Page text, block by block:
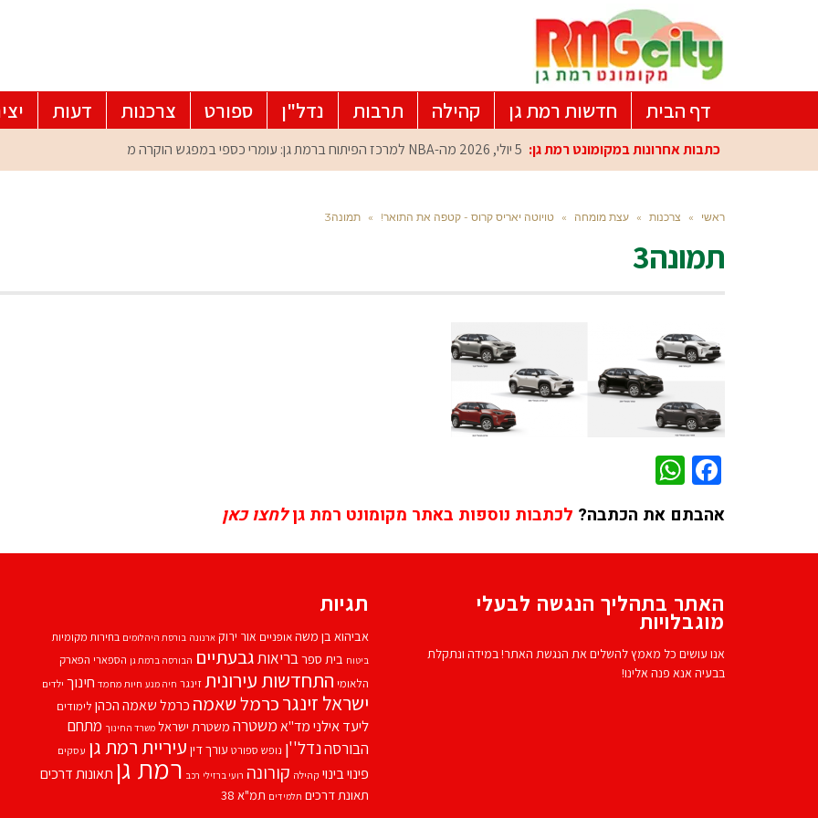
דף הבית חדשות רמת גן קהילה תרבות נדל"ן ספורט צרכנות דעות
כתבות אחרונות במקומונט רמת גן: 5 יולי, 2026 מה-NBA למרכז הפיתוח ברמת גן: עומרי כספי במפגש הוקרה מיוח
ראשי » צרכנות » עצת מומחה » טויוטה יאריס קרוס - קטפה את התואר! » תמונה3
תמונה3
Facebook
אהבתם את הכתבה? לכתבות נוספות באתר מקומונט רמת גןלחצו כאן
האתר בתהליך הנגשה לבעלי
מוגבלויות
אנו עושים כל מאמץ להשלים את הנגשת האתר! במידה ונתקלת
בבעיה אנא פנה אלינו!
תגיות
אביהוא בן משהאופניים אור ירוק ארנונה בורסת היהלומים בחירות מקומיות
ביטוח בית ספרבריאותגבעתיים הבורסה ברמת גן הספארי הפארק
הלאומי התחדשות עירוניתזינגר חיה מנע חיות מחמד חינוך ילדים
ישראל זינגרכרמל שאמה כרמל שאמה הכהן לימודים
ליעד אילנימד''אמשטרה משטרת ישראל משרד החינוך מתחם
הבורסהנדל''ן נופש ספורט עורך דין עיריית רמת גן עסקים
פינוי בינוי קהילה קורונה רועי ברזילי רכב רמת גן תאונות דרכים
תאונת דרכים תלמידים תמ"א 38